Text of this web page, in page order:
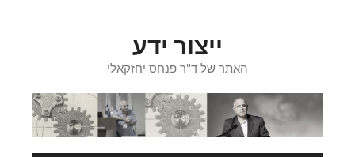
ייצור ידע
האתר של ד"ר פנחס יחזקאלי